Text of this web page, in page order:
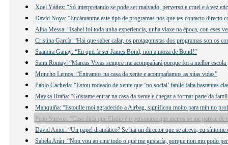
Xoel Yáñez: “Só interpretando se pode ser malvado, perverso e cruel e á vez
David Noya: “Encántanme este tipo de programas nos que tes contacto directo
Alba Messa: “Isabel foi toda unha experiencia, unha viaxe na época, con eses
Cristina García: “Hai que saber calar, os protagonistas dos programas son os
Saamira Ganay: “Eu quería ser James Bond, non a moza de Bond!”
Santi Romay: “Mareas Vivas sempre me acompañará porque foi a mellor escola
Moncho Lemos: “Entramos na casa da xente e acompañamos as súas vidas”
Pablo Cacheda: “Estou rodeado de xente que ‘no social’ fanlle falta bastantes
Mayka Braña: “Gústame entrar na casa da xente e chegar a formar parte da
Manquiña: “Estoulle moi agradecido a Airbag, significou moito para min no
Pepo Suevos: “Case diría que Eladio é o personaxe que menos se me parece
David Amor: “Un papel dramático? Se hai un director que se atreva, eu síntome
Sabela Arán: “Non vou ao cine todo o que me gustaría, porque non mo podo